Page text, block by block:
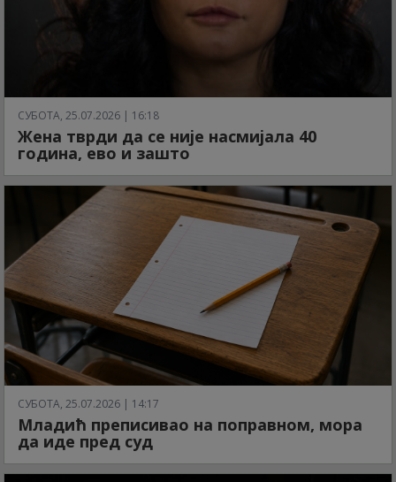
СУБОТА, 25.07.2026 | 16:18
Жена тврди да се није насмијала 40
година, ево и зашто
СУБОТА, 25.07.2026 | 14:17
Младић преписивао на поправном, мора
да иде пред суд